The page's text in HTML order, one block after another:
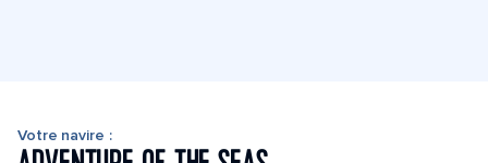
Votre navire :